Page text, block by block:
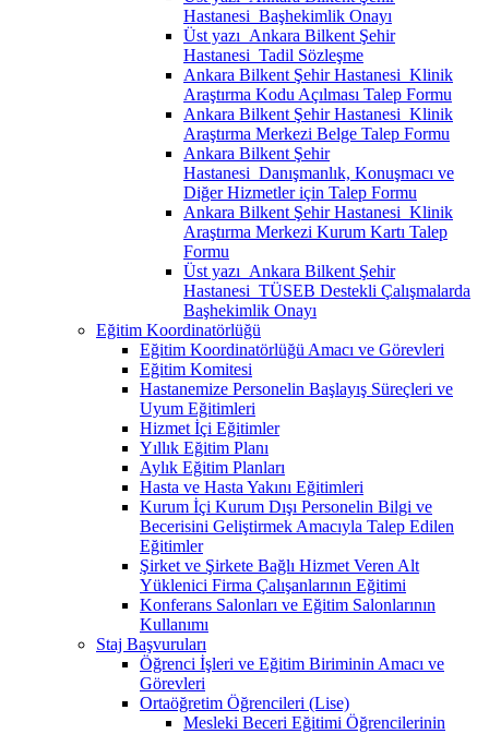
Hastanesi_Başhekimlik Onayı
Üst yazı_Ankara Bilkent Şehir
Hastanesi_Tadil Sözleşme
Ankara Bilkent Şehir Hastanesi_Klinik
Araştırma Kodu Açılması Talep Formu
Ankara Bilkent Şehir Hastanesi_Klinik
Araştırma Merkezi Belge Talep Formu
Ankara Bilkent Şehir
Hastanesi_Danışmanlık, Konuşmacı ve
Diğer Hizmetler için Talep Formu
Ankara Bilkent Şehir Hastanesi_Klinik
Araştırma Merkezi Kurum Kartı Talep
Formu
Üst yazı_Ankara Bilkent Şehir
Hastanesi_TÜSEB Destekli Çalışmalarda
Başhekimlik Onayı
Eğitim Koordinatörlüğü
Eğitim Koordinatörlüğü Amacı ve Görevleri
Eğitim Komitesi
Hastanemize Personelin Başlayış Süreçleri ve
Uyum Eğitimleri
Hizmet İçi Eğitimler
Yıllık Eğitim Planı
Aylık Eğitim Planları
Hasta ve Hasta Yakını Eğitimleri
Kurum İçi Kurum Dışı Personelin Bilgi ve
Becerisini Geliştirmek Amacıyla Talep Edilen
Eğitimler
Şirket ve Şirkete Bağlı Hizmet Veren Alt
Yüklenici Firma Çalışanlarının Eğitimi
Konferans Salonları ve Eğitim Salonlarının
Kullanımı
Staj Başvuruları
Öğrenci İşleri ve Eğitim Biriminin Amacı ve
Görevleri
Ortaöğretim Öğrencileri (Lise)
Mesleki Beceri Eğitimi Öğrencilerinin